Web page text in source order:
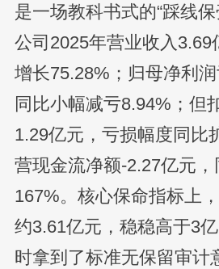
是一场教科书式的“踩线保
公司2025年营业收入3.69
增长75.28%；归母净利润
同比小幅减亏8.94%；但
1.29亿元，亏损幅度同比
营现金流净额-2.27亿元
167%。核心保命指标上
约3.61亿元，稳稳高于3
时拿到了标准无保留审计